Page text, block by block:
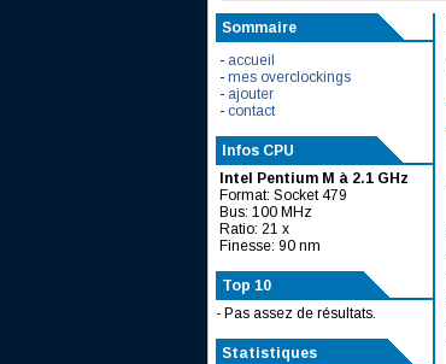
Sommaire
- accueil
- mes overclockings
- ajouter
- contact
Infos CPU
Intel Pentium M à 2.1 GHz
Format: Socket 479
Bus: 100 MHz
Ratio: 21 x
Finesse: 90 nm
Top 10
- Pas assez de résultats.
Statistiques